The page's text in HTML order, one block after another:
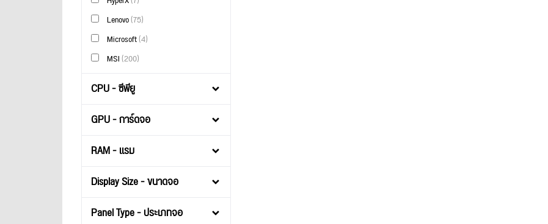
Lenovo(75)
Microsoft(4)
MSI(200)
CPU - ซีพียู
GPU - การ์ดจอ
RAM - แรม
Display Size - ขนาดจอ
Panel Type - ประเภทจอ